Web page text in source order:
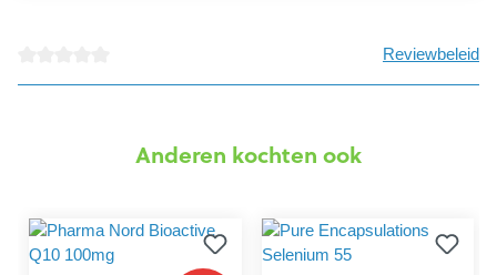
Reviewbeleid
Anderen kochten ook